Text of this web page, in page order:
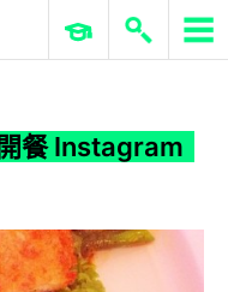
開餐 Instagram 埋單
ERP 與商業 AI
餐 Instagram